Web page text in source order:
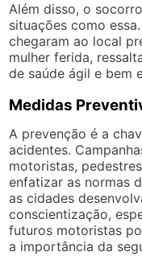
Além disso, o
situações como
chegaram ao local
mulher ferida,
de saúde ágil e bem
Medidas
A prevenção é a
acidentes.
motoristas,
enfatizar as normas
as cidades
conscientização,
futuros motoristas
a importância da